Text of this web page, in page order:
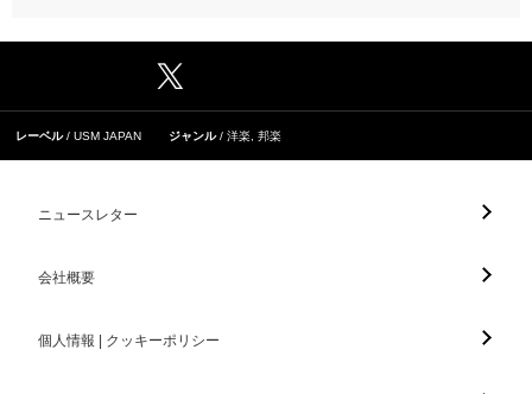
レーベル USM JAPAN ジャンル 洋楽 邦楽
ニュースレター
会社概要
個人情報 | クッキーポリシー